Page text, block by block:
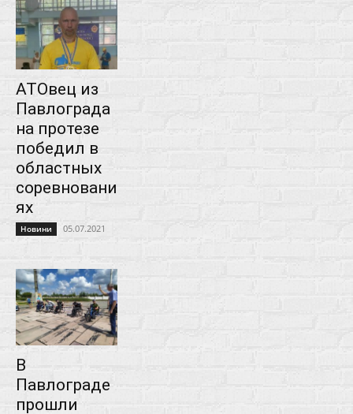
АТОвец из
Павлограда
на протезе
победил в
областных
соревновани
ях
Новини 05.07.2021
В
Павлограде
прошли